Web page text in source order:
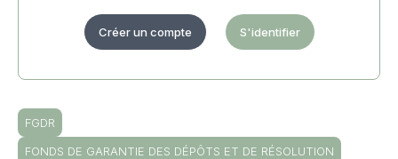
Créer un compte S'identifier
FGDR
FONDS DE GARANTIE DES DÉPÔTS ET DE RÉSOLUTION